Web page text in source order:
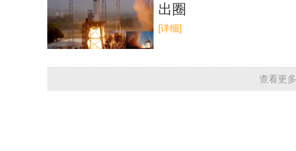
出圈
[详细]
查看更多